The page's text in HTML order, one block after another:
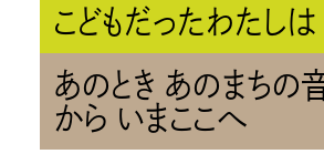
こどもだったわたしは
あのとき あのまちの
から いまここへ